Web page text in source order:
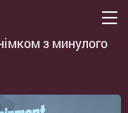
з минулого